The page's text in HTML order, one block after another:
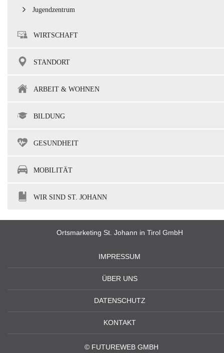
Jugendzentrum
WIRTSCHAFT
STANDORT
ARBEIT & WOHNEN
BILDUNG
GESUNDHEIT
MOBILITÄT
WIR SIND ST. JOHANN
Ortsmarketing St. Johann in Tirol GmbH
IMPRESSUM
ÜBER UNS
DATENSCHUTZ
KONTAKT
© FUTUREWEB GMBH